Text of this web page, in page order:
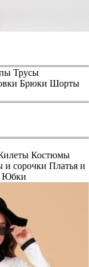
Трусы
Брюки Шорты
Костюмы
сорочки Платья и
Юбки